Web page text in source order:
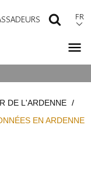
FR
DE L'ARDENNE
EN ARDENNE